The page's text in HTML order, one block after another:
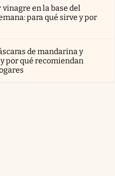
vinagre en la base del
para qué sirve y por
de mandarina y
por qué recomiendan